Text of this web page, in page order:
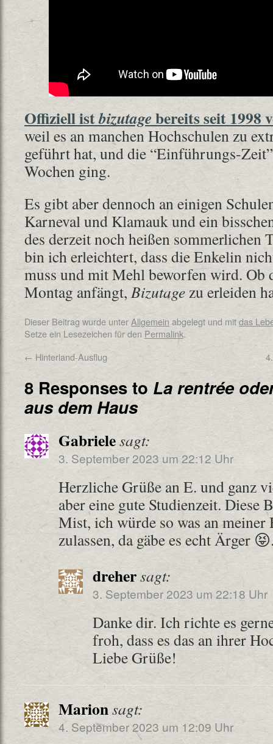
Offiziell istbizutagebereits seit 1998
weil es an manchen Hochschulen zu
geführt hat, und die “Einführungs-
Wochen ging.
Es gibt aber dennoch an einigen
Karneval und Klamauk und ein
des derzeit noch heißen sommerlichen
bin ich erleichtert, dass die Enkelin
muss und mit Mehl beworfen wird. Ob
Montag anfängt, Bizutagezu erleiden
Dieser Beitrag wurde unterAllgemein abgelegt und mitdas
Setze ein Lesezeichen für den Permalink.
← Hinterland-Ausflug
8 Responses to La rentrée
aus dem Haus
Gabrielesagt:
3. September 2023 um 22:12 Uhr
Herzliche Grüße an E. und ganz
aber eine gute Studienzeit. Diese
Mist, ich würde so was an meiner
zulassen, da gäbe es echt Ärger
drehersagt:
3. September 2023 um 22:18 Uhr
Danke dir. Ich richte es
froh, dass es das an ihrer
Liebe Grüße!
Marionsagt:
4. September 2023 um 12:09 Uhr